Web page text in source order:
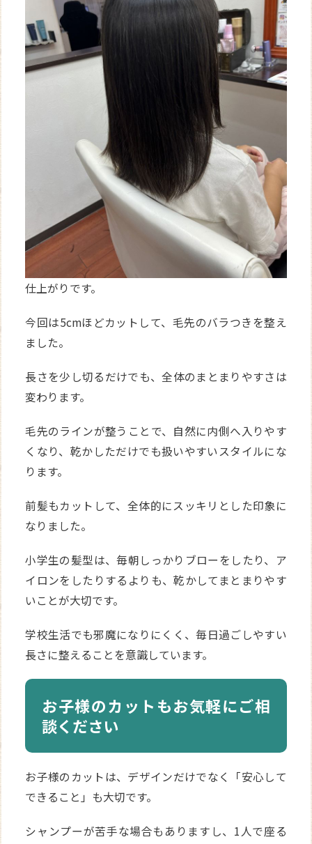
仕上がりです。
今回は5cmほどカットして、毛先のバラつきを整え
ました。
長さを少し切るだけでも、全体のまとまりやすさは
変わります。
毛先のラインが整うことで、自然に内側へ入りやす
くなり、乾かしただけでも扱いやすいスタイルにな
ります。
前髪もカットして、全体的にスッキリとした印象に
なりました。
小学生の髪型は、毎朝しっかりブローをしたり、ア
イロンをしたりするよりも、乾かしてまとまりやす
いことが大切です。
学校生活でも邪魔になりにくく、毎日過ごしやすい
長さに整えることを意識しています。
お子様のカットもお気軽にご相
談ください
お子様のカットは、デザインだけでなく「安心して
できること」も大切です。
シャンプーが苦手な場合もありますし、1人で座る